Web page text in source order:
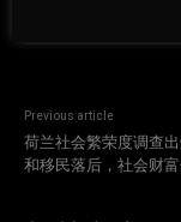
Previous article
荷兰社会繁荣度调查
和移民落后，社会财富